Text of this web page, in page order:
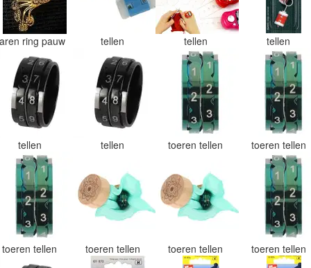
ring pauw tellen tellen tellen
tellen tellen toeren tellen toeren tellen
toeren tellen toeren tellen toeren tellen toeren tellen